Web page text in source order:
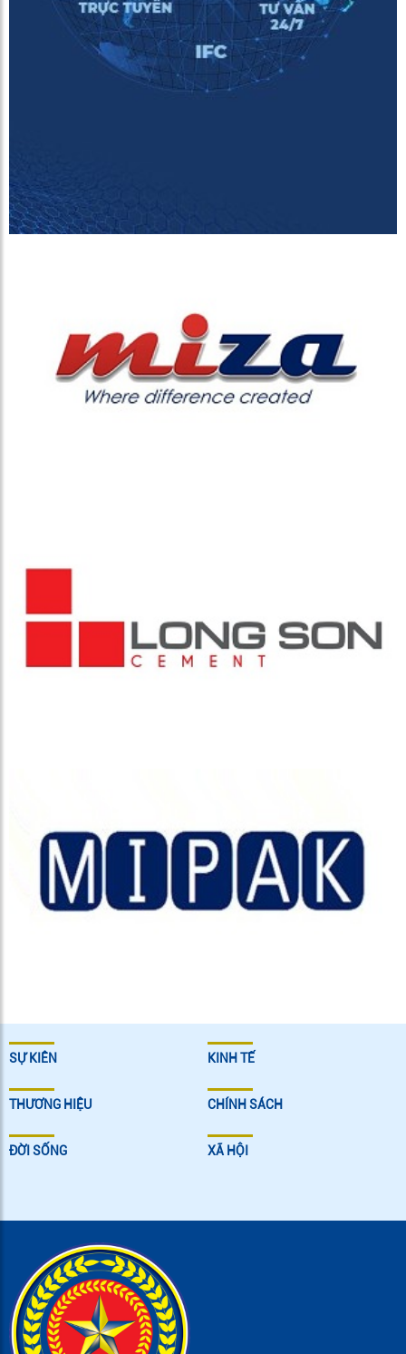
SỰ KIÊN KINH TẾ
THƯƠNG HIỆU CHÍNH SÁCH
ĐỜI SỐNG XÃ HỘI